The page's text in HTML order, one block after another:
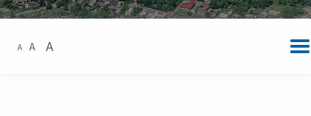
A A A